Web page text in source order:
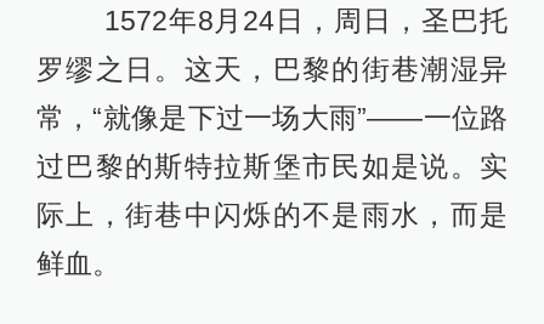
1572年8月24日，周日，圣巴托
罗缪之日。这天，巴黎的街巷潮湿异
常，“就像是下过一场大雨”——一位路
过巴黎的斯特拉斯堡市民如是说。实
际上，街巷中闪烁的不是雨水，而是
鲜血。